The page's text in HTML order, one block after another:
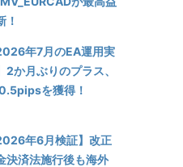
！
年7月のEA運用実
2か月ぶりのプラス、
を獲得！
年6月検証】改正
決済法施行後も海外